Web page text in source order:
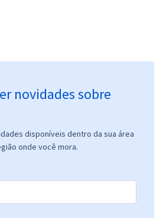
novidades sobre
disponíveis dentro da sua área
onde você mora.